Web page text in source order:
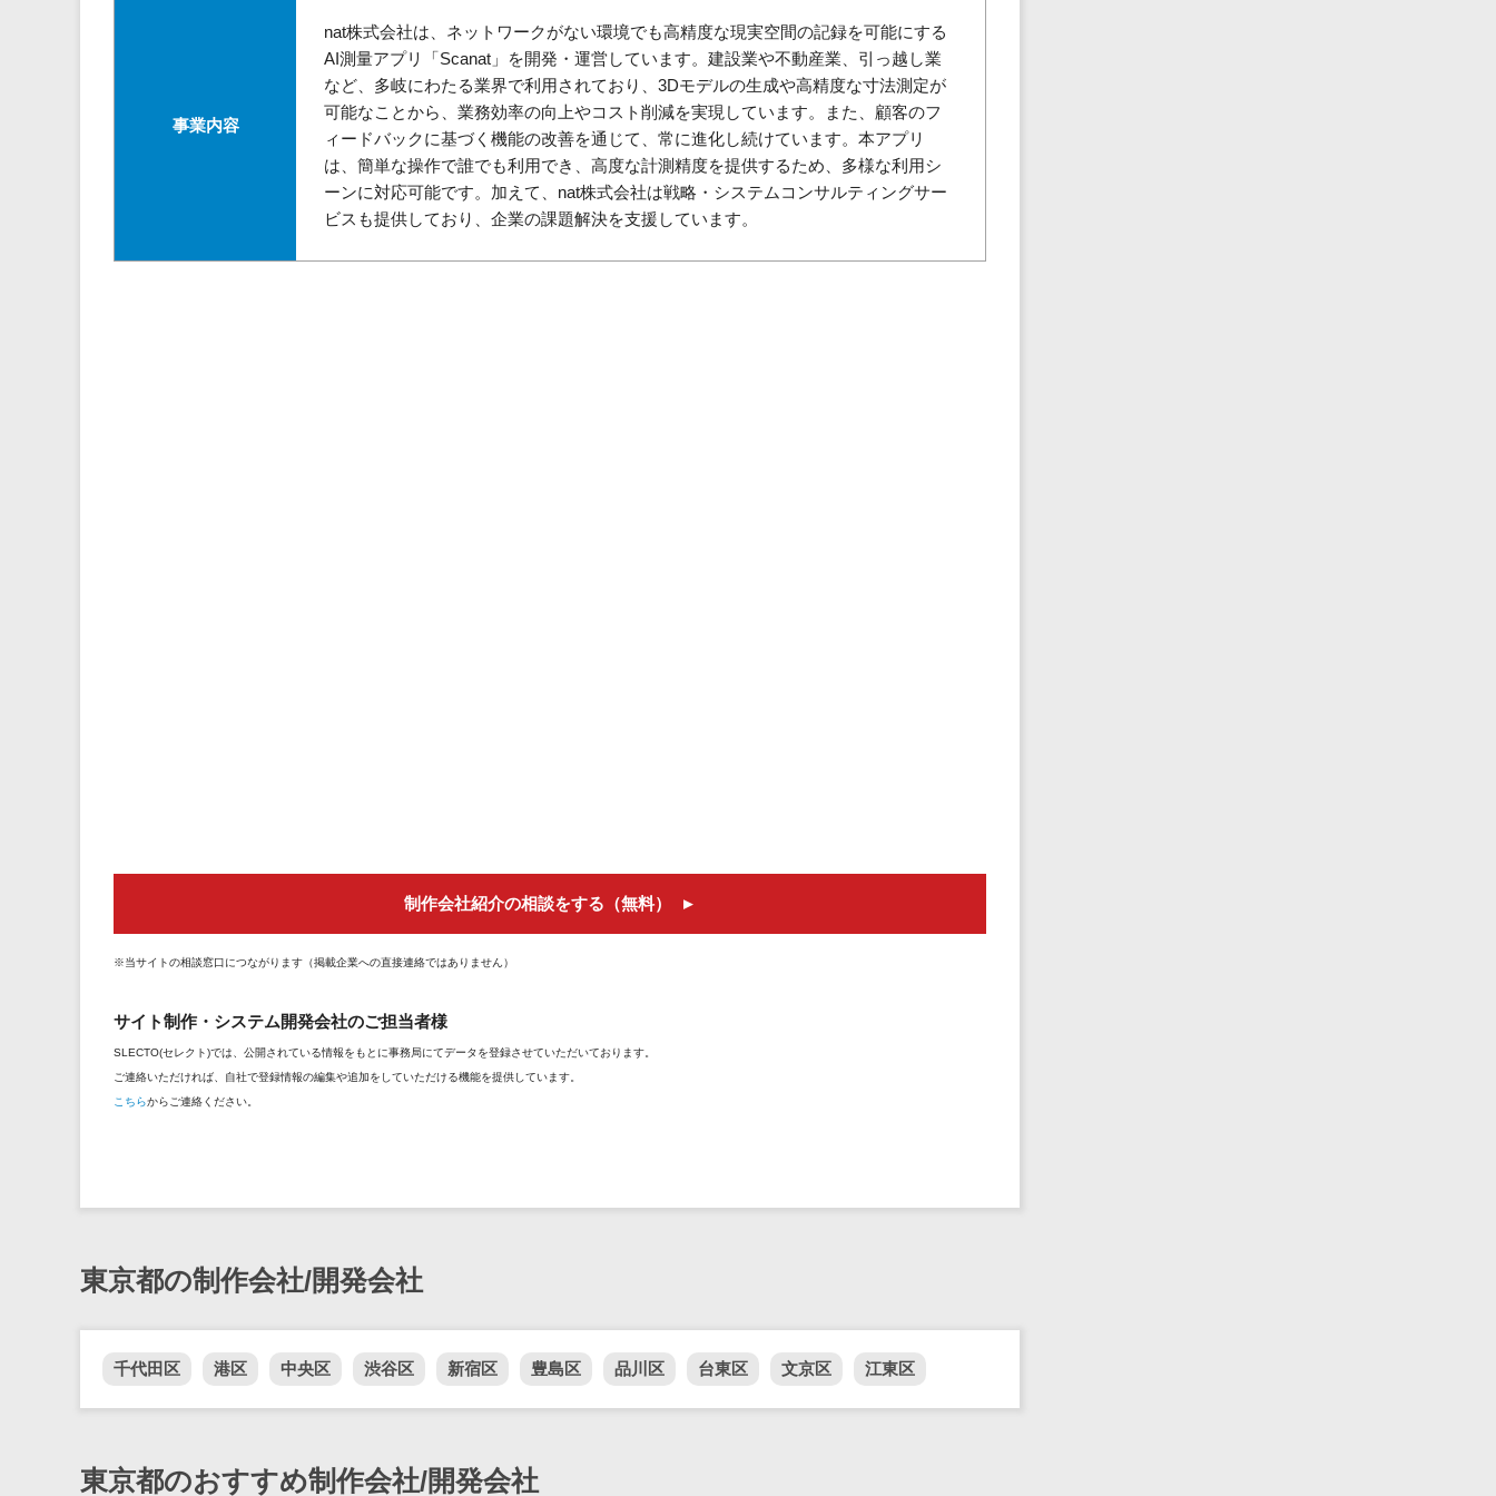
事業内容
nat株式会社は、ネットワークがない環境でも高精度な現実空間の記録を可能にする
AI測量アプリ「Scanat」を開発・運営しています。建設業や不動産業、引っ越し業
など、多岐にわたる業界で利用されており、3Dモデルの生成や高精度な寸法測定が
可能なことから、業務効率の向上やコスト削減を実現しています。また、顧客のフ
ィードバックに基づく機能の改善を通じて、常に進化し続けています。本アプリ
は、簡単な操作で誰でも利用でき、高度な計測精度を提供するため、多様な利用シ
ーンに対応可能です。加えて、nat株式会社は戦略・システムコンサルティングサー
ビスも提供しており、企業の課題解決を支援しています。
制作会社紹介の相談をする（無料）
※当サイトの相談窓口につながります（掲載企業への直接連絡ではありません）
サイト制作・システム開発会社のご担当者様
SLECTO(セレクト)では、公開されている情報をもとに事務局にてデータを登録させていただいております。
ご連絡いただければ、自社で登録情報の編集や追加をしていただける機能を提供しています。
こちらからご連絡ください。
東京都の制作会社/開発会社
千代田区 港区 中央区 渋谷区 新宿区 豊島区 品川区 台東区 文京区 江東区
東京都のおすすめ制作会社/開発会社